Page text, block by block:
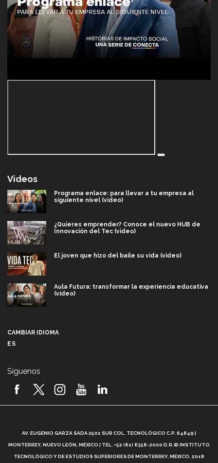
Videos
Programa enlace: para llevar a tu empresa al
siguiente nivel (video)
¿Quieres emprender? Conoce el nuevo HUB de
Innovación del Tec (video)
El joven que hizo del baile su vida (video)
Aula Futura: transformar la experiencia educativa
(video)
2026! (video)
¿Cómo es el Modelo Educativo Tec? (video)
CAMBIAR IDIOMA
ES
Síguenos
AV. EUGENIO GARZA SADA 2501 SUR COL. TECNOLÓGICO C.P. 64849 |
MONTERREY, NUEVO LEÓN, MÉXICO | TEL. +52 (81) 8358-2000 D.R.© INSTITUTO
TECNOLÓGICO Y DE ESTUDIOS SUPERIORES DE MONTERREY, MÉXICO. 2018